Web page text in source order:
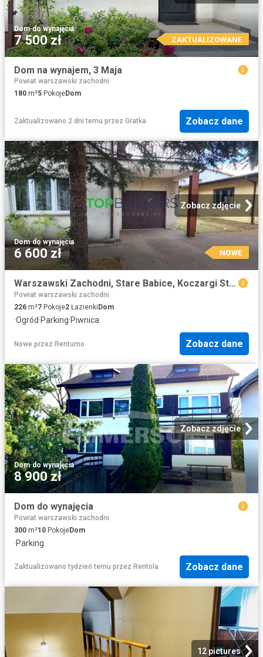
Dom·do wynajęcia
7 500 zł ZAKTUALIZOWANE
Dom na wynajem, 3 Maja
Powiat warszawski zachodni
180 m²5 PokojeDom
Zaktualizowano 2 dni temu przez Gratka Zobacz dane
Zobacz zdjęcie
Dom·do wynajęcia
6 600 zł NOWE
Warszawski Zachodni, Stare Babice, Koczargi Stare
Powiat warszawski zachodni
226 m²7 Pokoje2 Łazienki Dom
·Ogród·Parking·Piwnica
Nowe przez Rentumo Zobacz dane
Zobacz zdjęcie
Dom·do wynajęcia
8 900 zł
Dom do wynajęcia
Powiat warszawski zachodni
300 m²10 PokojeDom
·Parking
Zaktualizowano tydzień temu przez Rentola Zobacz dane
12 pictures